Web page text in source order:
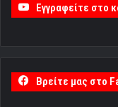
Εγγραφείτε στο
Βρείτε μας στο